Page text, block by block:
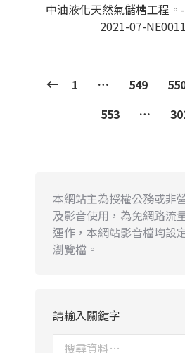
中油液化天然氣儲槽工程。
2021-07-
1 … 549
553
…
本網站主為授權公務或非
及影音使用，為免網路流
運作，本網站影音檔均設
瀏覽檔。
請輸入關鍵字